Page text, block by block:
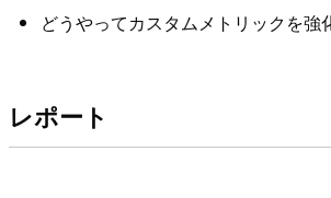
どうやってカスタムメトリックを強
レポート